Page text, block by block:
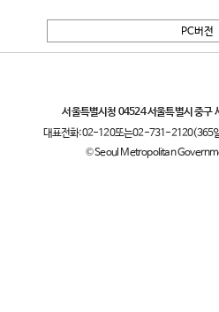
PC버전
서울특별시청 04524 서울특별시 중구
대표전화:02-120또는02-731-2120(365
© Seoul Metropolitan